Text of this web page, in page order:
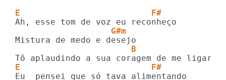
E                          F#
                   G#m
                       B
E                          F#